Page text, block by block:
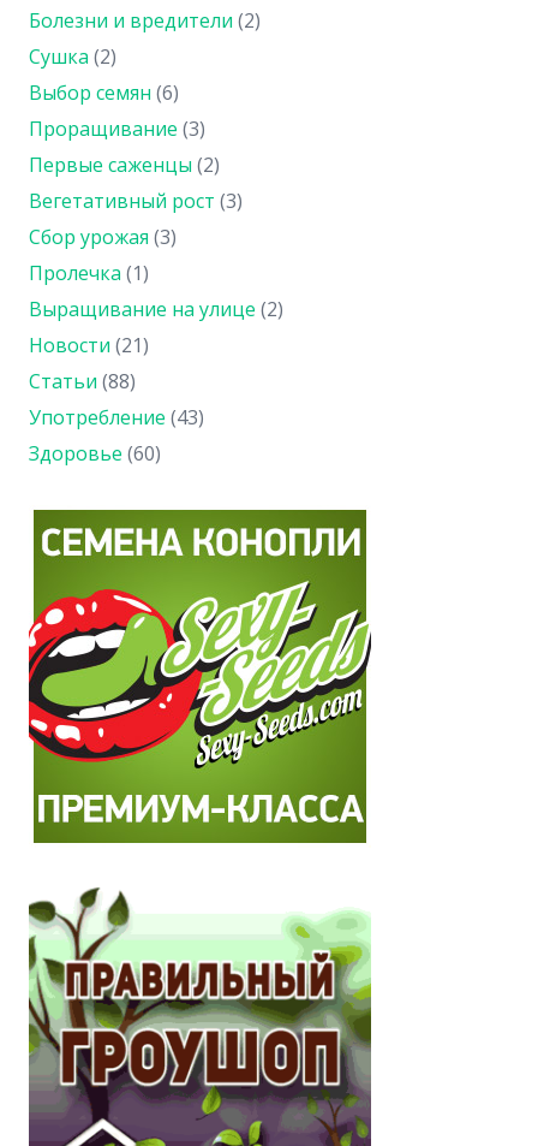
Болезни и вредители (2)
Сушка (2)
Выбор семян (6)
Проращивание (3)
Первые саженцы (2)
Вегетативный рост (3)
Сбор урожая (3)
Пролечка (1)
Выращивание на улице (2)
Новости (21)
Статьи (88)
Употребление (43)
Здоровье (60)